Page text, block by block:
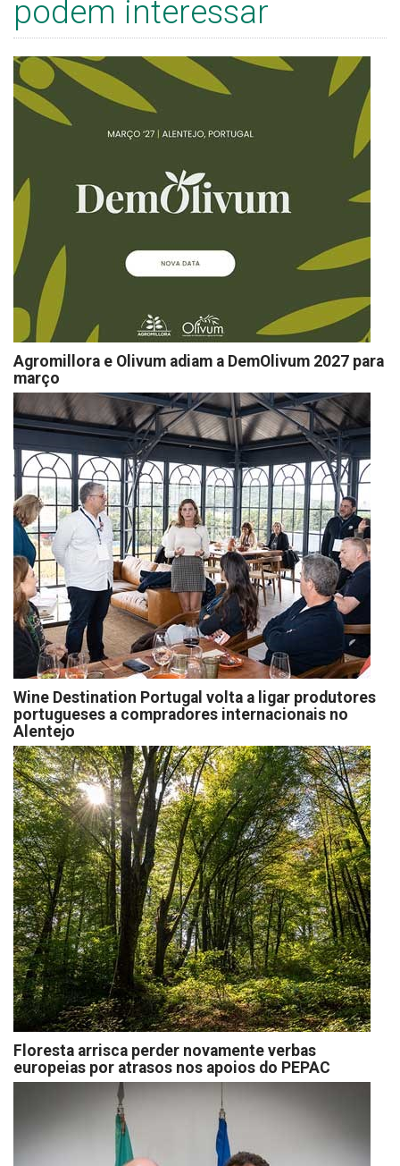
podem interessar
Agromillora e Olivum adiam a DemOlivum 2027 para
março
Wine Destination Portugal volta a ligar produtores
portugueses a compradores internacionais no
Alentejo
Floresta arrisca perder novamente verbas
europeias por atrasos nos apoios do PEPAC